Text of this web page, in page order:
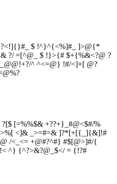
$ !^}^{<%]#_ ]>@{*
?/ =[^@_ $ !}>{# $+{%&<?@ ?
^ ^<=@} !#/<]+[ @?
[=%%$& +??+}_#@<$#/%
<]& _>=#=& ]?*[+[{_]{&]!#
/<_<= +@#?^#} #$[@>]#/{
^} {^?>&?@_$</ = {!?#